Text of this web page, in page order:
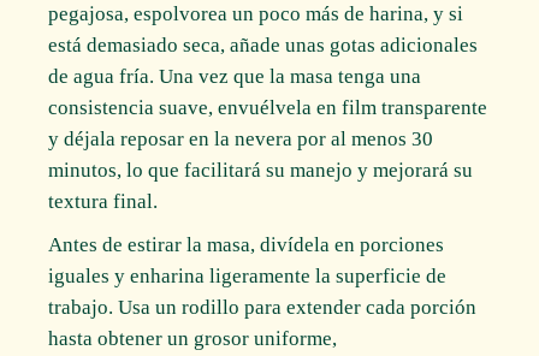
pegajosa, espolvorea un poco más de harina, y si
está demasiado seca, añade unas gotas adicionales
de agua fría. Una vez que la masa tenga una
consistencia suave, envuélvela en film transparente
y déjala reposar en la nevera por al menos 30
minutos, lo que facilitará su manejo y mejorará su
textura final.
Antes de estirar la masa, divídela en porciones
iguales y enharina ligeramente la superficie de
trabajo. Usa un rodillo para extender cada porción
hasta obtener un grosor uniforme,